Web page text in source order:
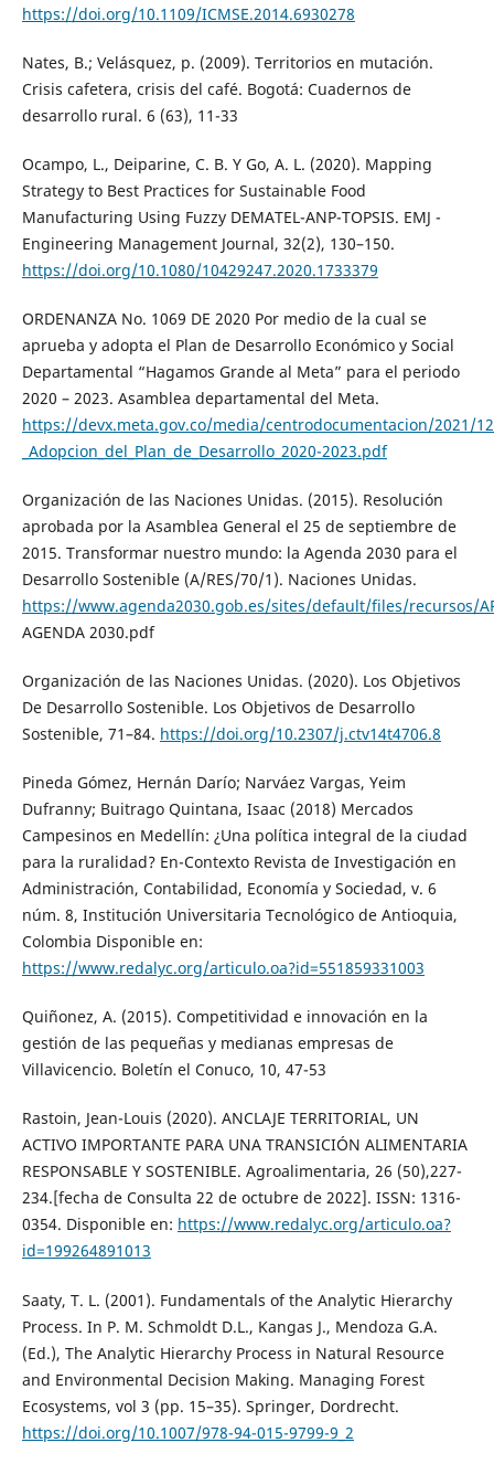
https://doi.org/10.1109/ICMSE.2014.6930278
Nates, B.; Velásquez, p. (2009). Territorios en mutación.
Crisis cafetera, crisis del café. Bogotá: Cuadernos de
desarrollo rural. 6 (63), 11-33
Ocampo, L., Deiparine, C. B. Y Go, A. L. (2020). Mapping
Strategy to Best Practices for Sustainable Food
Manufacturing Using Fuzzy DEMATEL-ANP-TOPSIS. EMJ -
Engineering Management Journal, 32(2), 130–150.
https://doi.org/10.1080/10429247.2020.1733379
ORDENANZA No. 1069 DE 2020 Por medio de la cual se
aprueba y adopta el Plan de Desarrollo Económico y Social
Departamental “Hagamos Grande al Meta” para el periodo
2020 – 2023. Asamblea departamental del Meta.
https://devx.meta.gov.co/media/centrodocumentacion/2021/
_Adopcion_del_Plan_de_Desarrollo_2020-2023.pdf
Organización de las Naciones Unidas. (2015). Resolución
aprobada por la Asamblea General el 25 de septiembre de
2015. Transformar nuestro mundo: la Agenda 2030 para el
Desarrollo Sostenible (A/RES/70/1). Naciones Unidas.
https://www.agenda2030.gob.es/sites/default/files/recursos/
AGENDA 2030.pdf
Organización de las Naciones Unidas. (2020). Los Objetivos
De Desarrollo Sostenible. Los Objetivos de Desarrollo
Sostenible, 71–84. https://doi.org/10.2307/j.ctv14t4706.8
Pineda Gómez, Hernán Darío; Narváez Vargas, Yeim
Dufranny; Buitrago Quintana, Isaac (2018) Mercados
Campesinos en Medellín: ¿Una política integral de la ciudad
para la ruralidad? En-Contexto Revista de Investigación en
Administración, Contabilidad, Economía y Sociedad, v. 6
núm. 8, Institución Universitaria Tecnológico de Antioquia,
Colombia Disponible en:
https://www.redalyc.org/articulo.oa?id=551859331003
Quiñonez, A. (2015). Competitividad e innovación en la
gestión de las pequeñas y medianas empresas de
Villavicencio. Boletín el Conuco, 10, 47-53
Rastoin, Jean-Louis (2020). ANCLAJE TERRITORIAL, UN
ACTIVO IMPORTANTE PARA UNA TRANSICIÓN ALIMENTARIA
RESPONSABLE Y SOSTENIBLE. Agroalimentaria, 26 (50),227-
234.[fecha de Consulta 22 de octubre de 2022]. ISSN: 1316-
0354. Disponible en: https://www.redalyc.org/articulo.oa?
id=199264891013
Saaty, T. L. (2001). Fundamentals of the Analytic Hierarchy
Process. In P. M. Schmoldt D.L., Kangas J., Mendoza G.A.
(Ed.), The Analytic Hierarchy Process in Natural Resource
and Environmental Decision Making. Managing Forest
Ecosystems, vol 3 (pp. 15–35). Springer, Dordrecht.
https://doi.org/10.1007/978-94-015-9799-9_2